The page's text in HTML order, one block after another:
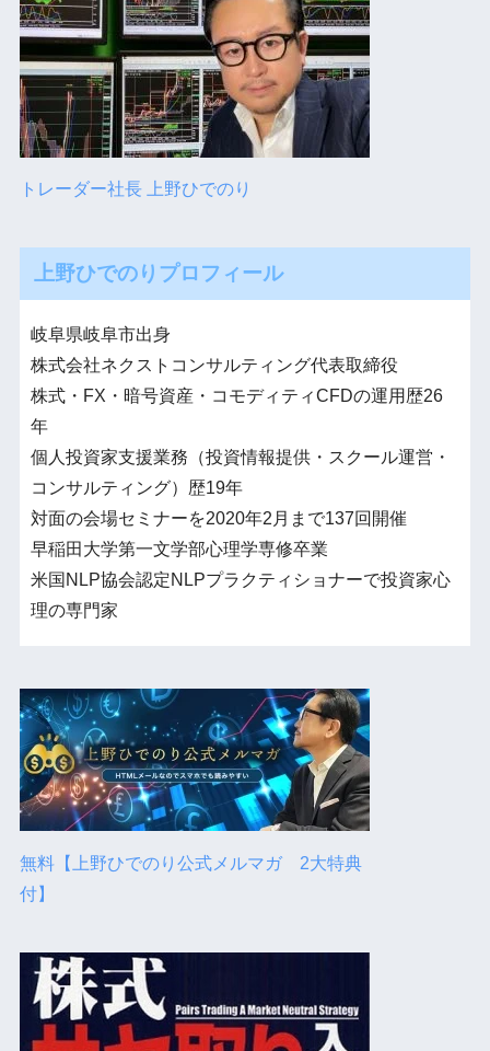
トレーダー社長 上野ひでのり
上野ひでのりプロフィール
岐阜県岐阜市出身
株式会社ネクストコンサルティング代表取締役
株式・FX・暗号資産・コモディティCFDの運用歴26
年
個人投資家支援業務（投資情報提供・スクール運営・
コンサルティング）歴19年
対面の会場セミナーを2020年2月まで137回開催
早稲田大学第一文学部心理学専修卒業
米国NLP協会認定NLPプラクティショナーで投資家心
理の専門家
無料【上野ひでのり公式メルマガ 2大特典
付】